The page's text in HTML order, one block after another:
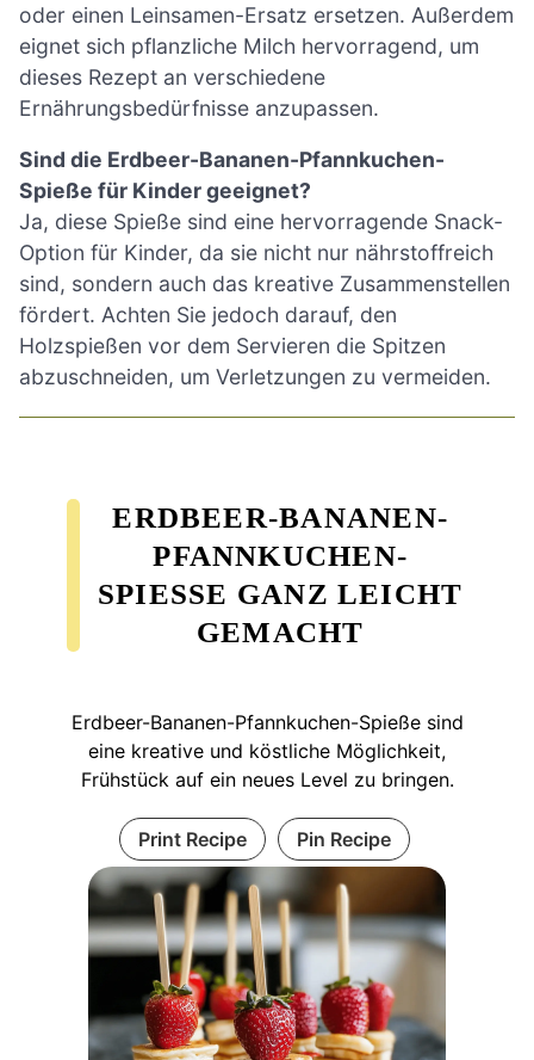
oder einen Leinsamen-Ersatz ersetzen. Außerdem
eignet sich pflanzliche Milch hervorragend, um
dieses Rezept an verschiedene
Ernährungsbedürfnisse anzupassen.
Sind die Erdbeer-Bananen-Pfannkuchen-
Spieße für Kinder geeignet?
Ja, diese Spieße sind eine hervorragende Snack-
Option für Kinder, da sie nicht nur nährstoffreich
sind, sondern auch das kreative Zusammenstellen
fördert. Achten Sie jedoch darauf, den
Holzspießen vor dem Servieren die Spitzen
abzuschneiden, um Verletzungen zu vermeiden.
ERDBEER-BANANEN-
PFANNKUCHEN-
SPIESSE GANZ LEICHT G
EMACHT
Erdbeer-Bananen-Pfannkuchen-Spieße sind
eine kreative und köstliche Möglichkeit,
Frühstück auf ein neues Level zu bringen.
Print Recipe Pin Recipe